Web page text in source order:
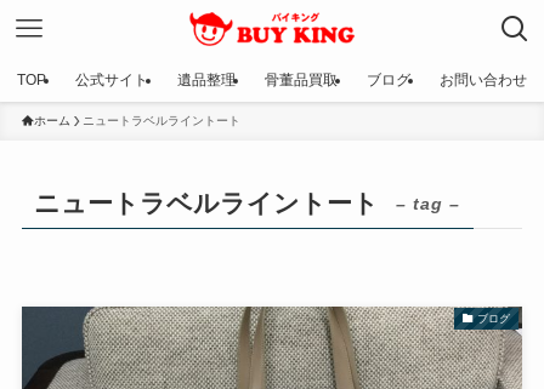
TOP 公式サイト 遺品整理 骨董品買取 ブログ お問い合わせ
ホーム ニュートラベルライントート
ニュートラベルライントート – tag –
ブログ